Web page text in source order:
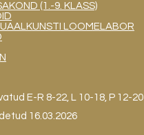
(1.-9. KLASS)
LOOMELABOR
E-R 8-22, L 10-18, P 12-20
16.03.2026